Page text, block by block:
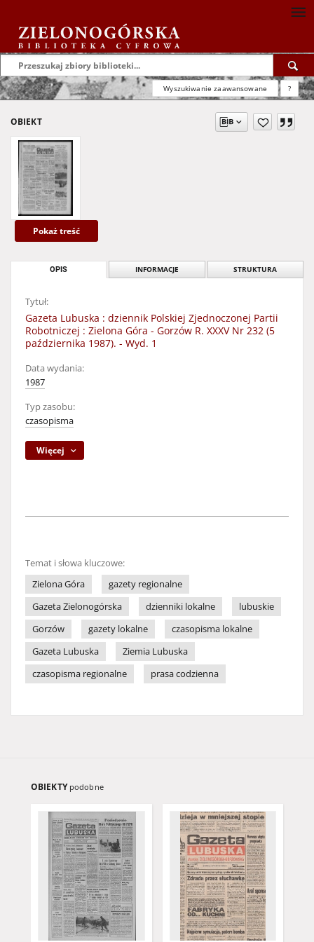
Wyszukiwanie zaawansowane ?
OBIEKT
Pokaż treść
OPIS INFORMACJE STRUKTURA
Tytuł:
Gazeta Lubuska : dziennik Polskiej Zjednoczonej Partii
Robotniczej : Zielona Góra - Gorzów R. XXXV Nr 232 (5
października 1987). - Wyd. 1
Data wydania:
1987
Typ zasobu:
czasopisma
Więcej
Temat i słowa kluczowe:
Zielona Góra
gazety regionalne
Gazeta Zielonogórska
dzienniki lokalne
lubuskie
Gorzów
gazety lokalne
czasopisma lokalne
Gazeta Lubuska
Ziemia Lubuska
czasopisma regionalne
prasa codzienna
OBIEKTY podobne